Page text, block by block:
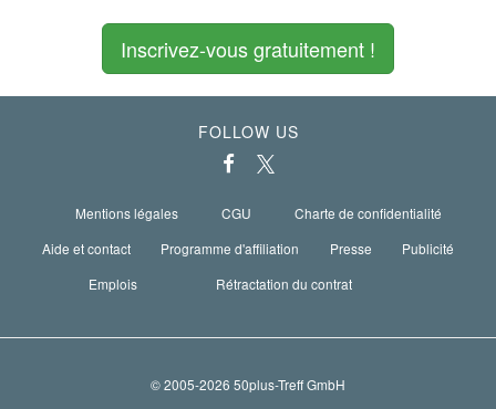
Inscrivez-vous gratuitement !
FOLLOW US
Mentions légales CGU
Charte de confidentialité
Aide et contact
Programme d'affiliation Presse
Publicité
Emplois
Rétractation du contrat
© 2005-2026 50plus-Treff GmbH